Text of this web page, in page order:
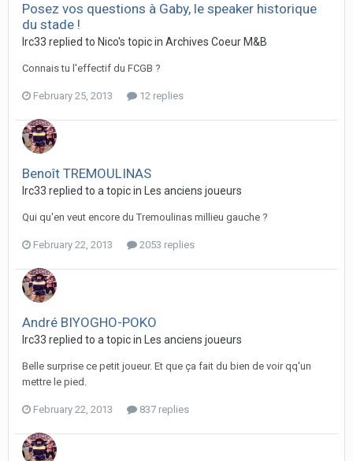
Posez vos questions à Gaby, le speaker historique
du stade !
lrc33 replied to Nico's topic in Archives Coeur M&B
Connais tu l'effectif du FCGB ?
February 25, 2013 12 replies
Benoît TREMOULINAS
lrc33 replied to a topic in Les anciens joueurs
Qui qu'en veut encore du Tremoulinas millieu gauche ?
February 22, 2013 2053 replies
André BIYOGHO-POKO
lrc33 replied to a topic in Les anciens joueurs
Belle surprise ce petit joueur. Et que ça fait du bien de voir qq'un
mettre le pied.
February 22, 2013 837 replies